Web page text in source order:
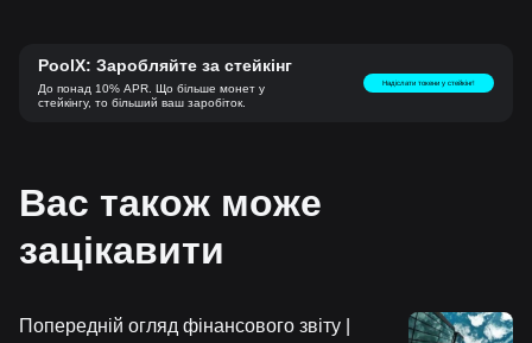
PoolX: Заробляйте за стейкінг
До понад 10% APR. Що більше монет у
стейкінгу, то більший ваш заробіток.
Надіслати токени у стейкінг!
Вас також може
зацікавити
Попередній огляд фінансового звіту |